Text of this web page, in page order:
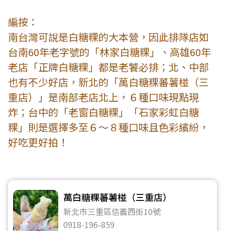
編按：
南台灣可說是白糖粿的大本營，因此排隊店如
台南60年老字號的「林家白糖粿」、高雄60年
老店「正牌白糖粿」都是老饕必排；北、中部
也有不少好店，新北的「萬白糖粿蕃薯椪（三
重店）」是南部老店北上，６種口味現點現
炸；台中的「老窗白糖粿」「石家彩虹白糖
粿」則是選擇多至６～８種口味且色彩繽紛，
好吃更好拍！
萬白糖粿蕃薯椪（三重店）
新北市三重區信義西街10號
0918-196-859